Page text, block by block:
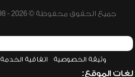
جميع الحقوق محفوظة © 2026 - 1998 لشبكة إسلام ويب
وثيقة الخصوصية اتفاقية الخدمة
لغات الموقع: